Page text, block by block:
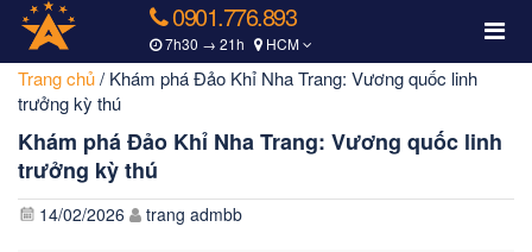
0901.776.893
7h30 → 21h HCM
Trang chủ/ Khám phá Đảo Khỉ Nha Trang: Vương quốc linh
trưởng kỳ thú
Khám phá Đảo Khỉ Nha Trang: Vương quốc linh
trưởng kỳ thú
14/02/2026 trang admbb